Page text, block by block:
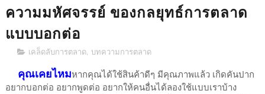
ความมหัศจรรย์ ของกลยุทธ์การตลาด
แบบบอกต่อ
เคล็ดลับการตลาด, บทความการตลาด
คุณเคยไหมหากคุณได้ใช้สินค้าดีๆ มีคุณภาพแล้ว เกิดคันปาก
อยากบอกต่อ อยากพูดต่อ อยากให้คนอื่นได้ลองใช้แบบเราบ้าง